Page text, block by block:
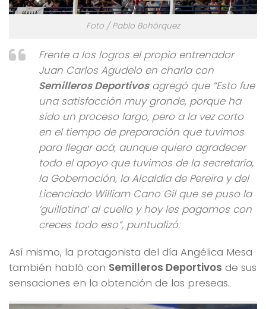
Foto / Pablo Bohórquez
Frente a los logros el propio entrenador
Juan Carlos Agudelo en charla con
Semilleros Deportivosagregó que “Esto fue
una satisfacción muy grande, porque ha
sido un proceso largo, pero a la vez corto
en el tiempo de preparación que tuvimos
para llegar acá, aunque quiero agradecer
todo el apoyo que tuvimos de la secretaría,
la Gobernación, la Alcaldía de Pereira y del
Licenciado William Cano Gil que se puso la
‘guillotina’ al cuello y hoy les pagamos con
creces todo eso”, puntualizó.
Así mismo, la protagonista del día Angélica Mesa
también habló con Semilleros Deportivos de sus
sensaciones en la obtención de las preseas.